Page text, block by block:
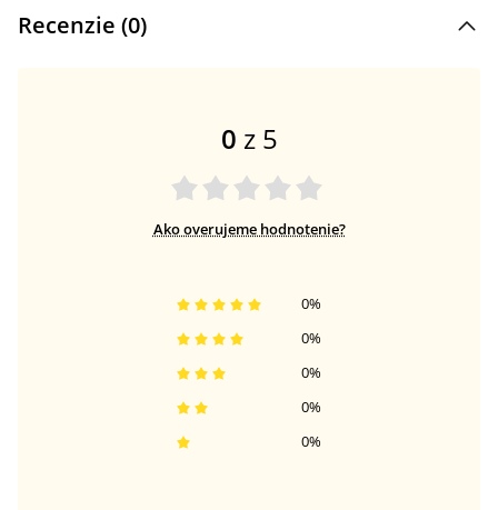
Recenzie (0)
0 z 5
Ako overujeme hodnotenie?
0%
0%
0%
0%
0%